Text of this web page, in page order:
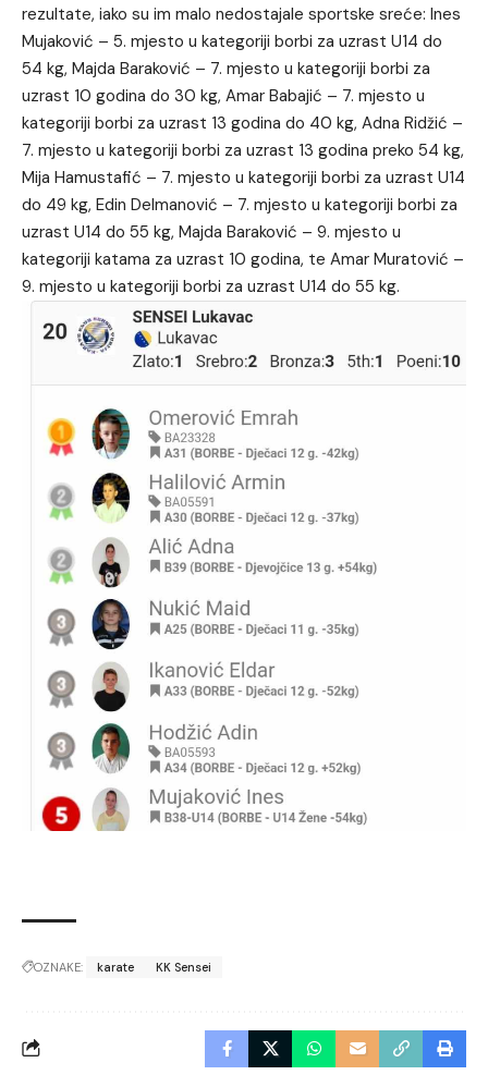
rezultate, iako su im malo nedostajale sportske sreće: Ines
Mujaković – 5. mjesto u kategoriji borbi za uzrast U14 do
54 kg, Majda Baraković – 7. mjesto u kategoriji borbi za
uzrast 10 godina do 30 kg, Amar Babajić – 7. mjesto u
kategoriji borbi za uzrast 13 godina do 40 kg, Adna Ridžić –
7. mjesto u kategoriji borbi za uzrast 13 godina preko 54 kg,
Mija Hamustafić – 7. mjesto u kategoriji borbi za uzrast U14
do 49 kg, Edin Delmanović – 7. mjesto u kategoriji borbi za
uzrast U14 do 55 kg, Majda Baraković – 9. mjesto u
kategoriji katama za uzrast 10 godina, te Amar Muratović –
9. mjesto u kategoriji borbi za uzrast U14 do 55 kg.
OZNAKE: karate KK Sensei